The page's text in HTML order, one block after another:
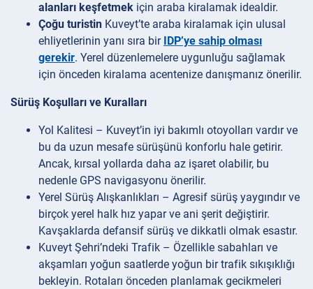
alanları keşfetmek için araba kiralamak idealdir.
Çoğu turistin Kuveyt’te araba kiralamak için ulusal
ehliyetlerinin yanı sıra bir IDP’ye sahip olması
gerekir. Yerel düzenlemelere uygunluğu sağlamak
için önceden kiralama acentenize danışmanız önerilir.
Sürüş Koşulları ve Kuralları
Yol Kalitesi – Kuveyt’in iyi bakımlı otoyolları vardır ve
bu da uzun mesafe sürüşünü konforlu hale getirir.
Ancak, kırsal yollarda daha az işaret olabilir, bu
nedenle GPS navigasyonu önerilir.
Yerel Sürüş Alışkanlıkları – Agresif sürüş yaygındır ve
birçok yerel halk hız yapar ve ani şerit değiştirir.
Kavşaklarda defansif sürüş ve dikkatli olmak esastır.
Kuveyt Şehri’ndeki Trafik – Özellikle sabahları ve
akşamları yoğun saatlerde yoğun bir trafik sıkışıklığı
bekleyin. Rotaları önceden planlamak gecikmeleri